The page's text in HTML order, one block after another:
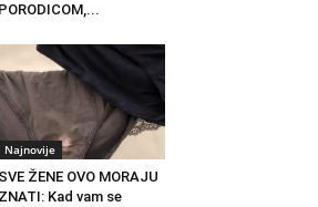
PORODICOM,...
Najnovije
SVE ŽENE OVO MORAJU
ZNATI: Kad vam se